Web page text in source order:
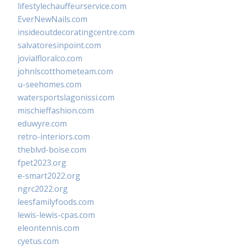
lifestylechauffeurservice.com
EverNewNails.com
insideoutdecoratingcentre.com
salvatoresinpoint.com
jovialfloralco.com
johnlscotthometeam.com
u-seehomes.com
watersportslagonissi.com
mischieffashion.com
eduwyre.com
retro-interiors.com
theblvd-boise.com
fpet2023.org
e-smart2022.org
ngrc2022.org
leesfamilyfoods.com
lewis-lewis-cpas.com
eleontennis.com
cyetus.com